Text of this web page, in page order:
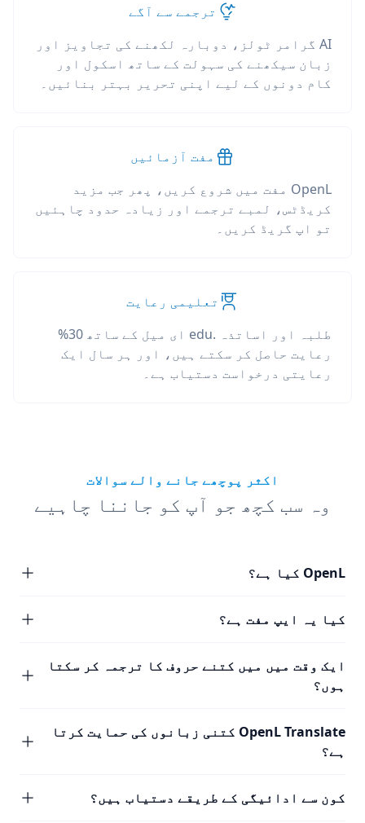
ترجمے سے آگے
AI گرامر ٹولز، دوبارہ لکھنے کی تجاویز اور
زبان سیکھنے کی سہولت کے ساتھ اسکول اور
کام دونوں کے لیے اپنی تحریر بہتر بنائیں۔
مفت آزمائیں
OpenL مفت میں شروع کریں، پھر جب مزید
کریڈٹس، لمبے ترجمے اور زیادہ حدود چاہئیں
تو اپ گریڈ کریں۔
تعلیمی رعایت
طلبہ اور اساتذہ .edu ای میل کے ساتھ 30%
رعایت حاصل کر سکتے ہیں، اور ہر سال ایک
رعایتی درخواست دستیاب ہے۔
اکثر پوچھے جانے والے سوالات
وہ سب کچھ جو آپ کو جاننا چاہیے
OpenL کیا ہے؟
کیا یہ ایپ مفت ہے؟
ایک وقت میں میں کتنے حروف کا ترجمہ کر سکتا
ہوں؟
OpenL Translate کتنی زبانوں کی حمایت کرتا
ہے؟
کون سے ادائیگی کے طریقے دستیاب ہیں؟